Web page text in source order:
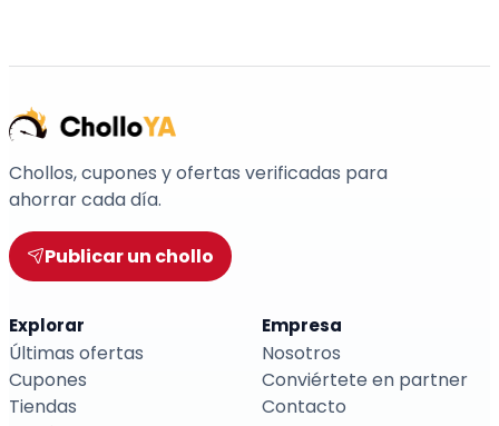
Chollos, cupones y ofertas verificadas para
ahorrar cada día.
Publicar un chollo
Explorar
Últimas ofertas
Cupones
Tiendas
Empresa
Nosotros
Conviértete en partner
Contacto